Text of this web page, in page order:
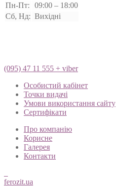
Пн-Пт:
09:00 – 18:00
Сб, Нд: Вихідні
(095) 47 11 555 + viber
Особистий кабінет
Точки видачі
Умови використання сайту
Сертифікати
Про компанію
Корисне
Галерея
Контакти
ferozit.ua